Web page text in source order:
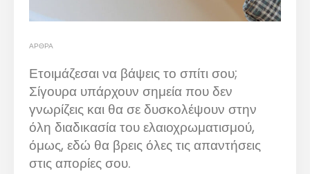
ΆΡΘΡΑ
Ετοιμάζεσαι να βάψεις το σπίτι σου;
Σίγουρα υπάρχουν σημεία που δεν
γνωρίζεις και θα σε δυσκολέψουν στην
όλη διαδικασία του ελαιοχρωματισμού,
όμως, εδώ θα βρεις όλες τις απαντήσεις
στις απορίες σου.